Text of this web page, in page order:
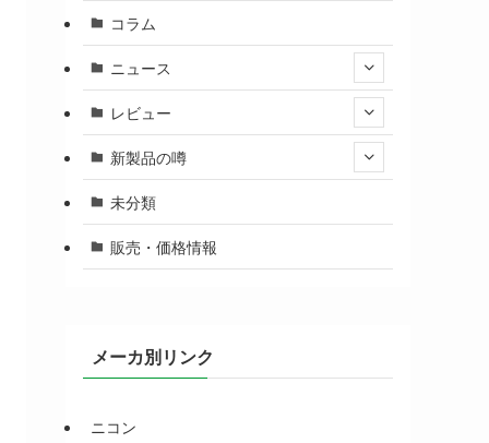
コラム
ニュース
レビュー
新製品の噂
未分類
販売・価格情報
メーカ別リンク
ニコン